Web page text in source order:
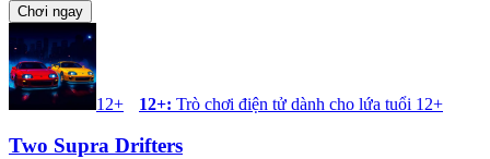
Chơi ngay
12+ 12+: Trò chơi điện tử dành cho lứa tuổi 12+
Two Supra Drifters